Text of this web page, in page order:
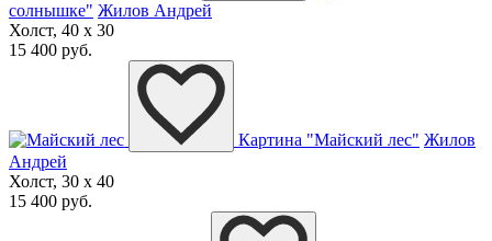
солнышке" Жилов Андрей
Холст, 40 x 30
15 400 руб.
Картина "Майский лес" Жилов
Андрей
Холст, 30 x 40
15 400 руб.